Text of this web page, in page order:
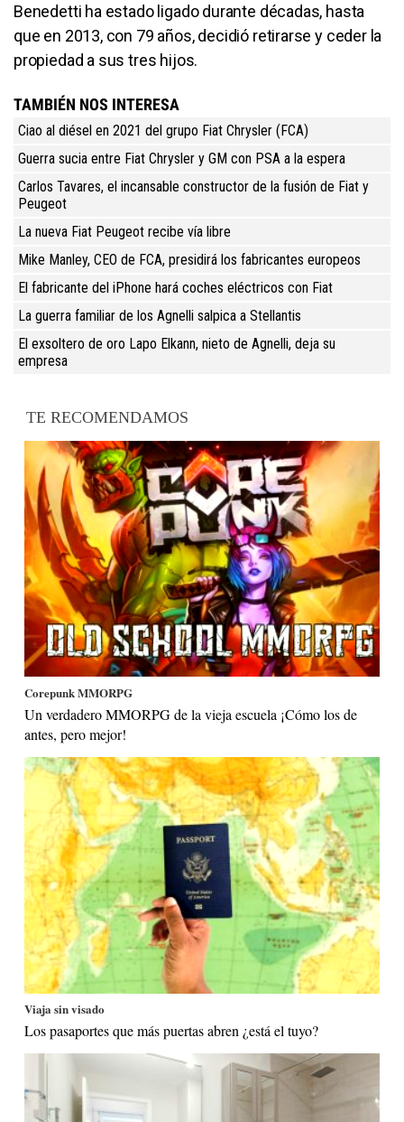
Benedetti ha estado ligado durante décadas, hasta
que en 2013, con 79 años, decidió retirarse y ceder la
propiedad a sus tres hijos.
TAMBIÉN NOS INTERESA
Ciao al diésel en 2021 del grupo Fiat Chrysler (FCA)
Guerra sucia entre Fiat Chrysler y GM con PSA a la espera
Carlos Tavares, el incansable constructor de la fusión de Fiat y
Peugeot
La nueva Fiat Peugeot recibe vía libre
Mike Manley, CEO de FCA, presidirá los fabricantes europeos
El fabricante del iPhone hará coches eléctricos con Fiat
La guerra familiar de los Agnelli salpica a Stellantis
El exsoltero de oro Lapo Elkann, nieto de Agnelli, deja su
empresa
TE RECOMENDAMOS
Corepunk MMORPG
Un verdadero MMORPG de la vieja escuela ¡Cómo los de
antes, pero mejor!
Viaja sin visado
Los pasaportes que más puertas abren ¿está el tuyo?